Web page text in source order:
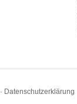
· Datenschutzerklärung